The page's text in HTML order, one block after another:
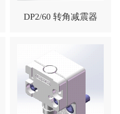
DP2/60 转角减震器